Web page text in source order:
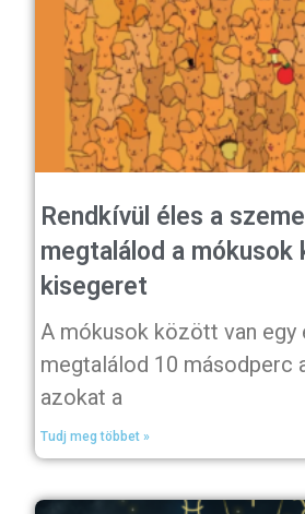
Rendkívül éles a
megtalálod a
kisegeret
A mókusok között van egy
megtalálod 10 másodperc
azokat a
Tudj meg többet »